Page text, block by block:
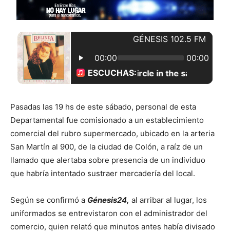
Pasadas las 19 hs de este sábado, personal de esta
Departamental fue comisionado a un establecimiento
comercial del rubro supermercado, ubicado en la arteria
San Martín al 900, de la ciudad de Colón, a raíz de un
llamado que alertaba sobre presencia de un individuo
que habría intentado sustraer mercadería del local.
Según se confirmó a Génesis24, al arribar al lugar, los
uniformados se entrevistaron con el administrador del
comercio, quien relató que minutos antes había divisado